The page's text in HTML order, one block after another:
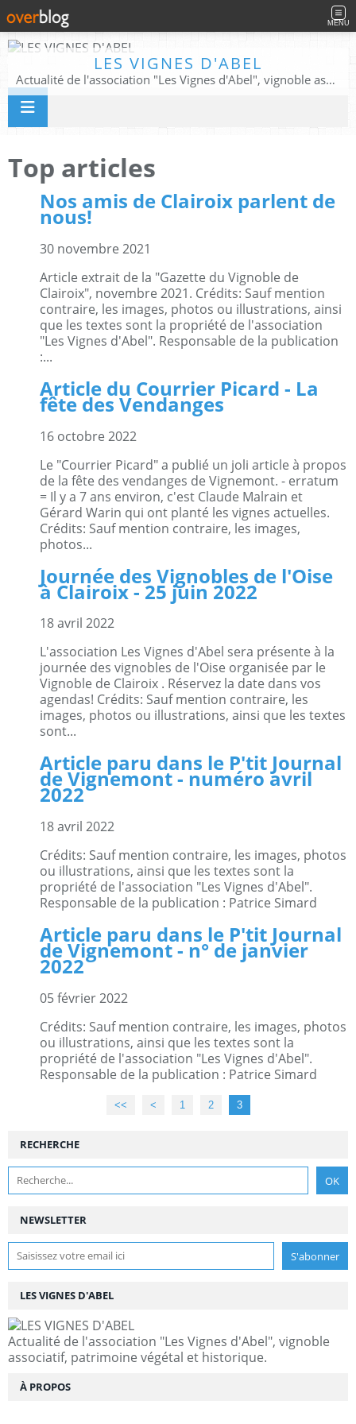
MENU
LES VIGNES D'ABEL
Actualité de l'association "Les Vignes d'Abel", vignoble associatif, patrimoine végétal et historique.
Top articles
Nos amis de Clairoix parlent de
nous!
30 novembre 2021
Article extrait de la "Gazette du Vignoble de
Clairoix", novembre 2021. Crédits: Sauf mention
contraire, les images, photos ou illustrations, ainsi
que les textes sont la propriété de l'association
"Les Vignes d'Abel". Responsable de la publication
:...
Article du Courrier Picard - La
fête des Vendanges
16 octobre 2022
Le "Courrier Picard" a publié un joli article à propos
de la fête des vendanges de Vignemont. - erratum
= Il y a 7 ans environ, c'est Claude Malrain et
Gérard Warin qui ont planté les vignes actuelles.
Crédits: Sauf mention contraire, les images,
photos...
Journée des Vignobles de l'Oise
à Clairoix - 25 juin 2022
18 avril 2022
L'association Les Vignes d'Abel sera présente à la
journée des vignobles de l'Oise organisée par le
Vignoble de Clairoix . Réservez la date dans vos
agendas! Crédits: Sauf mention contraire, les
images, photos ou illustrations, ainsi que les textes
sont...
Article paru dans le P'tit Journal
de Vignemont - numéro avril
2022
18 avril 2022
Crédits: Sauf mention contraire, les images, photos
ou illustrations, ainsi que les textes sont la
propriété de l'association "Les Vignes d'Abel".
Responsable de la publication : Patrice Simard
Article paru dans le P'tit Journal
de Vignemont - n° de janvier
2022
05 février 2022
Crédits: Sauf mention contraire, les images, photos
ou illustrations, ainsi que les textes sont la
propriété de l'association "Les Vignes d'Abel".
Responsable de la publication : Patrice Simard
<< < 1 2 3
NEWSLETTER
RECHERCHE
LES VIGNES D'ABEL
Actualité de l'association "Les Vignes d'Abel", vignoble
associatif, patrimoine végétal et historique.
À PROPOS